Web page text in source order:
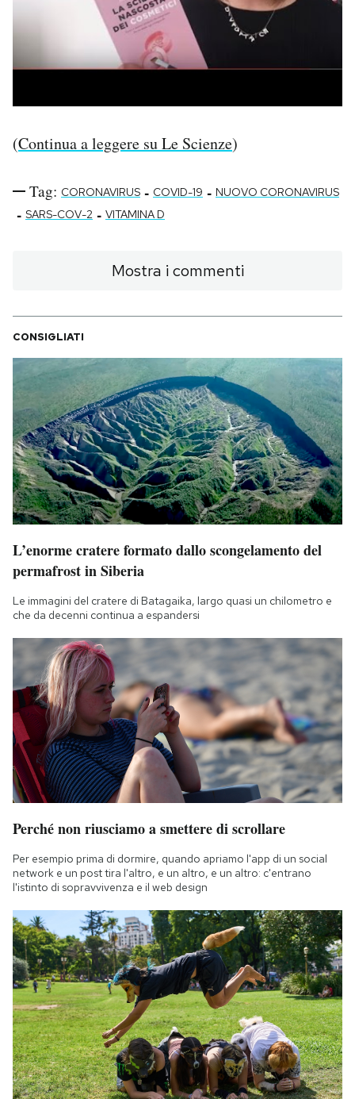
(Continua a leggere su Le Scienze)
Tag: CORONAVIRUS - COVID-19 - NUOVO CORONAVIRUS
- SARS-COV-2 - VITAMINA D
Mostra i commenti
CONSIGLIATI
L’enorme cratere formato dallo scongelamento del
permafrost in Siberia
Le immagini del cratere di Batagaika, largo quasi un chilometro e
che da decenni continua a espandersi
Perché non riusciamo a smettere di scrollare
Per esempio prima di dormire, quando apriamo l'app di un social
network e un post tira l'altro, e un altro, e un altro: c'entrano
l'istinto di sopravvivenza e il web design